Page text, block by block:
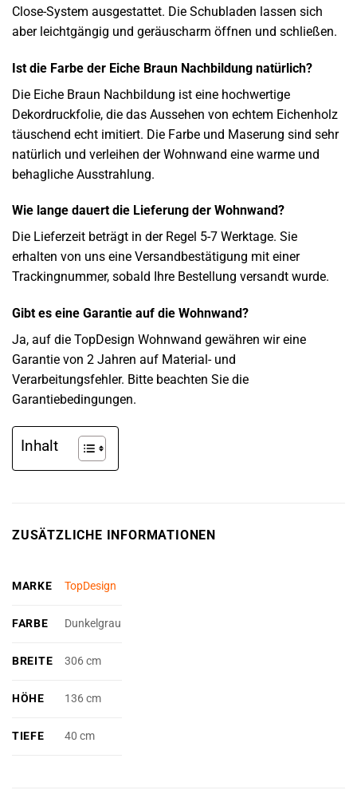
Close-System ausgestattet. Die Schubladen lassen sich
aber leichtgängig und geräuscharm öffnen und schließen.
Ist die Farbe der Eiche Braun Nachbildung natürlich?
Die Eiche Braun Nachbildung ist eine hochwertige
Dekordruckfolie, die das Aussehen von echtem Eichenholz
täuschend echt imitiert. Die Farbe und Maserung sind sehr
natürlich und verleihen der Wohnwand eine warme und
behagliche Ausstrahlung.
Wie lange dauert die Lieferung der Wohnwand?
Die Lieferzeit beträgt in der Regel 5-7 Werktage. Sie
erhalten von uns eine Versandbestätigung mit einer
Trackingnummer, sobald Ihre Bestellung versandt wurde.
Gibt es eine Garantie auf die Wohnwand?
Ja, auf die TopDesign Wohnwand gewähren wir eine
Garantie von 2 Jahren auf Material- und
Verarbeitungsfehler. Bitte beachten Sie die
Garantiebedingungen.
Inhalt
ZUSÄTZLICHE INFORMATIONEN
MARKE TopDesign
FARBE Dunkelgrau
BREITE 306 cm
HÖHE 136 cm
TIEFE 40 cm